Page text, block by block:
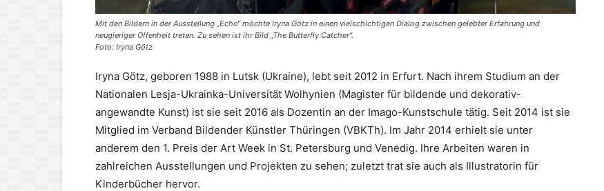
Mit den Bildern in der Ausstellung „Echo“ möchte Iryna Götz in einen vielschichtigen Dialog zwischen gelebter Erfahrung und
neugieriger Offenheit treten. Zu sehen ist ihr Bild „The Butterfly Catcher“.
Foto: Iryna Götz
Iryna Götz, geboren 1988 in Lutsk (Ukraine), lebt seit 2012 in Erfurt. Nach ihrem Studium an der
Nationalen Lesja-Ukrainka-Universität Wolhynien (Magister für bildende und dekorativ-
angewandte Kunst) ist sie seit 2016 als Dozentin an der Imago-Kunstschule tätig. Seit 2014 ist sie
Mitglied im Verband Bildender Künstler Thüringen (VBKTh). Im Jahr 2014 erhielt sie unter
anderem den 1. Preis der Art Week in St. Petersburg und Venedig. Ihre Arbeiten waren in
zahlreichen Ausstellungen und Projekten zu sehen; zuletzt trat sie auch als Illustratorin für
Kinderbücher hervor.